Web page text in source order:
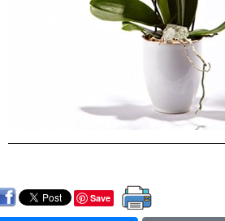
Save